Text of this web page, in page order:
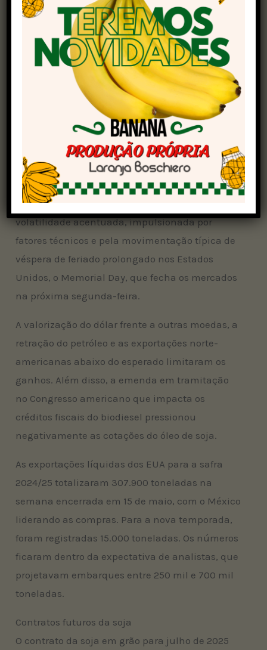
Porto de Paranaguá (PR): caiu de R$
135,00 para R$ 134,50
Rondonópolis (MT): manteve em R$ 115,00
Dourados (MS): manteve em R$ 118,50
Rio Verde (GO)
: manteve em R$ 117,00
Soja em Chicago
Na Bolsa de Mercadorias de Chicago (CBOT
), os
contratos futuros da soja encerraram o dia em
alta para o grão e o farelo, enquanto o óleo teve
forte queda. O mercado foi marcado por
volatilidade acentuada, impulsionada por
fatores técnicos e pela movimentação típica de
véspera de feriado prolongado nos Estados
Unidos, o Memorial Day, que fecha os mercados
na próxima segunda-feira.
A valorização do dólar frente a outras moedas, a
retração do petróleo e as exportações norte-
americanas abaixo do esperado limitaram os
ganhos. Além disso, a emenda em tramitação
no Congresso americano que impacta os
créditos fiscais do biodiesel pressionou
negativamente as cotações do óleo de soja.
As exportações líquidas dos EUA para a safra
2024/25 totalizaram 307.900 toneladas na
semana encerrada em 15 de maio, com o México
liderando as compras. Para a nova temporada,
foram registradas 15.000 toneladas. Os números
ficaram dentro da expectativa de analistas, que
projetavam embarques entre 250 mil e 700 mil
toneladas.
Contratos futuros da soja
O contrato da soja em grão para julho de 2025